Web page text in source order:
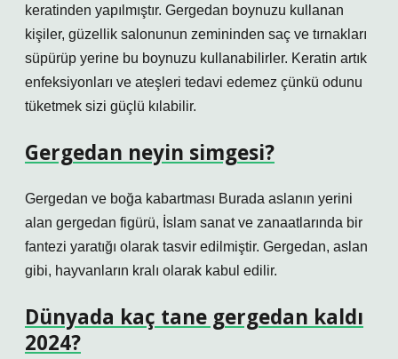
keratinden yapılmıştır. Gergedan boynuzu kullanan
kişiler, güzellik salonunun zemininden saç ve tırnakları
süpürüp yerine bu boynuzu kullanabilirler. Keratin artık
enfeksiyonları ve ateşleri tedavi edemez çünkü odunu
tüketmek sizi güçlü kılabilir.
Gergedan neyin simgesi?
Gergedan ve boğa kabartması Burada aslanın yerini
alan gergedan figürü, İslam sanat ve zanaatlarında bir
fantezi yaratığı olarak tasvir edilmiştir. Gergedan, aslan
gibi, hayvanların kralı olarak kabul edilir.
Dünyada kaç tane gergedan kaldı
2024?